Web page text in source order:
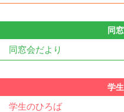
同
同窓会だより
学
学生のひろば